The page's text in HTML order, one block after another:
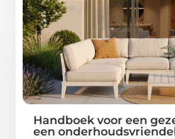
Handboek voor een
een